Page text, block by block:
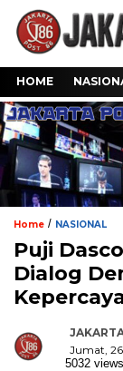
HOME
Home / NASIONAL
Puji
Dialog
Jumat, 26
5032 views